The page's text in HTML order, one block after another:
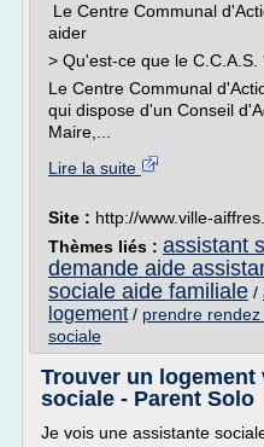
Le Centre Communal
aider
> Qu'est-ce que le C.C.A.S.
Le Centre Communal
qui dispose d'un Conseil
Maire,...
Lire la suite
Site : http://www.ville-
Thèmes liés : assistant
demande aide
sociale aide familiale /
logement/ prendre
sociale
Trouver un
sociale - Parent Solo
Je vois une assistante